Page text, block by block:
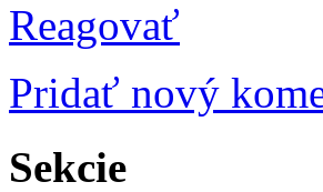
Reagovať
Pridať nový
Sekcie